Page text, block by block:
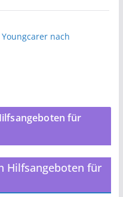
nach
für
Hilfsangeboten für